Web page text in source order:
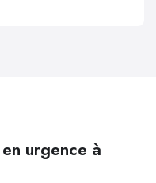
urgence à